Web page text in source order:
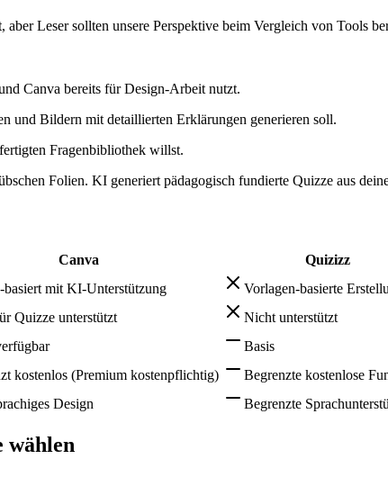
Leser sollten unsere Perspektive beim Vergleich von Tools
Canva bereits für Design-Arbeit nutzt.
und Bildern mit detaillierten Erklärungen generieren soll.
Fragenbibliothek willst.
Folien. KI generiert pädagogisch fundierte Quizze aus
Canva
Quizizz
basiert mit KI-Unterstützung
Vorlagen-basierte
Quizze unterstützt
Nicht unterstützt
Basis
kostenlos (Premium kostenpflichtig)
Begrenzte kostenlose
Design Begrenzte
wählen